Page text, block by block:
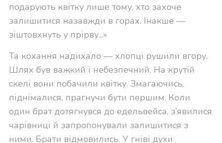
подарують квітку лише тому, хто захоче
залишитися назавжди в горах. Інакше —
зіштовхнуть у прірву...»
Та кохання надихало — хлопці рушили вгору.
Шлях був важкий і небезпечний. На крутій
скелі вони побачили квітку. Змагаючись,
піднімалися, прагнучи бути першим. Коли
один брат дотягнувся до едельвейса, з’явилися
чарівниці й запропонували залишитися з
ними. Брати відмовились. У гніві духи